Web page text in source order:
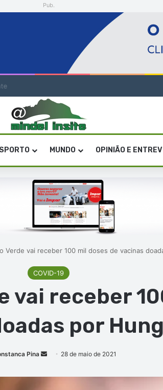
Pub.
MUNDO OPINIÃO E
Verde vai receber 100 mil doses de vacinas
COVID-19
vai receber
por
Pina
Mande
e-
28 de maio de 2021